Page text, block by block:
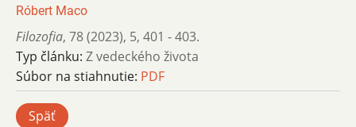
Róbert Maco
Filozofia, 78 (2023), 5, 401 - 403.
Typ článku: Z vedeckého života
Súbor na stiahnutie: PDF
Späť